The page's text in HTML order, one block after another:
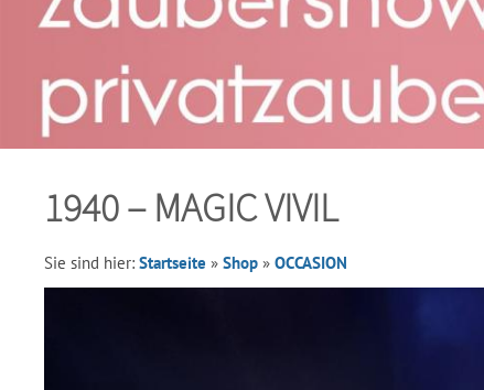
1940 – MAGIC VIVIL
Sie sind hier: Startseite » Shop » OCCASION